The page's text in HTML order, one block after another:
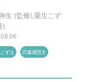
生 (監修),粟生こず
)
ずえ 読書感想文